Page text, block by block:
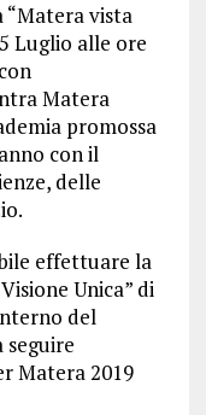
“Matera vista
Luglio alle ore
Matera
promossa
con il
delle
effettuare la
Unica” di
del
Matera 2019